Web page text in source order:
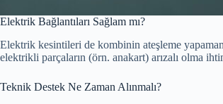
Elektrik Bağlantıları Sağlam mı?
Elektrik kesintileri de kombinin ateşleme
elektrikli parçaların (örn. anakart) arızalı olma
Teknik Destek Ne Zaman Alınmalı?